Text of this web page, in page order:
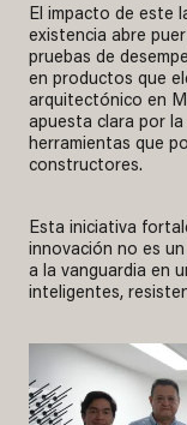
El impacto de este
existencia abre
pruebas de
en productos que
arquitectónico en
apuesta clara por
herramientas que
constructores.
Esta iniciativa
innovación no es
a la vanguardia en
inteligentes,